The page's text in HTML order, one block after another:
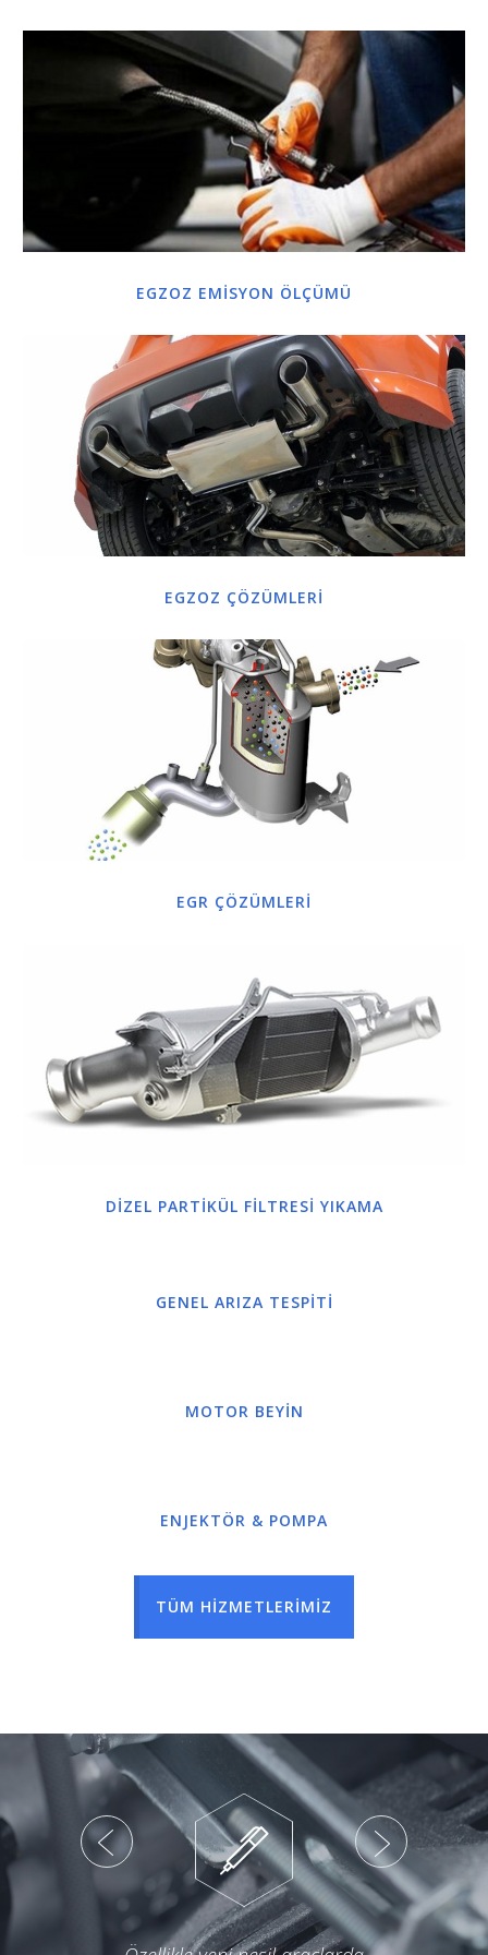
EGZOZ EMİSYON ÖLÇÜMÜ
DİZEL PARTİKÜL FİLTRESİ YIKAMA
EGR ÇÖZÜMLERİ
EGZOZ ÇÖZÜMLERİ
ENJEKTÖR & POMPA
MOTOR BEYİN
GENEL ARIZA TESPİTİ
TÜM HİZMETLERİMİZ